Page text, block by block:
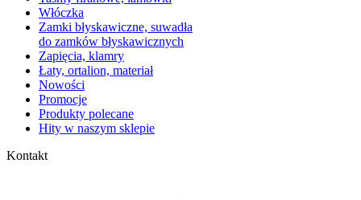
Włóczka
Zamki błyskawiczne, suwadła
do zamków błyskawicznych
Zapięcia, klamry
Łaty, ortalion, materiał
Nowości
Promocje
Produkty polecane
Hity w naszym sklepie
Kontakt